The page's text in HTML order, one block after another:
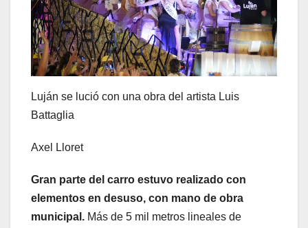
Luján se lució con una obra del artista Luis
Battaglia
Axel Lloret
Gran parte del carro estuvo realizado con
elementos en desuso, con mano de obra
municipal. Más de 5 mil metros lineales de